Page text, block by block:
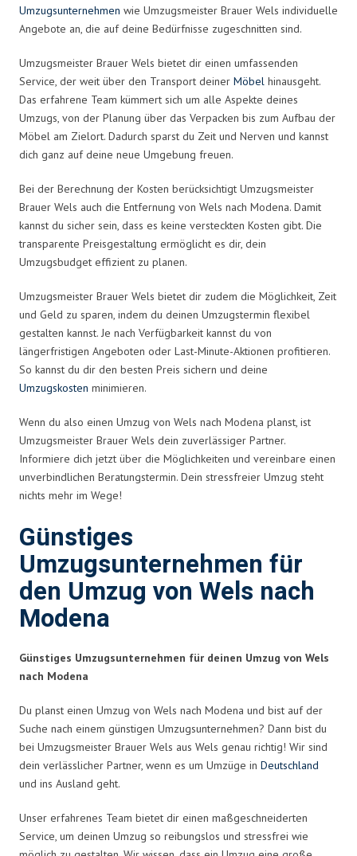
Umzugsunternehmen wie Umzugsmeister Brauer Wels individuelle
Angebote an, die auf deine Bedürfnisse zugeschnitten sind.
Umzugsmeister Brauer Wels bietet dir einen umfassenden
Service, der weit über den Transport deiner Möbel hinausgeht.
Das erfahrene Team kümmert sich um alle Aspekte deines
Umzugs, von der Planung über das Verpacken bis zum Aufbau der
Möbel am Zielort. Dadurch sparst du Zeit und Nerven und kannst
dich ganz auf deine neue Umgebung freuen.
Bei der Berechnung der Kosten berücksichtigt Umzugsmeister
Brauer Wels auch die Entfernung von Wels nach Modena. Damit
kannst du sicher sein, dass es keine versteckten Kosten gibt. Die
transparente Preisgestaltung ermöglicht es dir, dein
Umzugsbudget effizient zu planen.
Umzugsmeister Brauer Wels bietet dir zudem die Möglichkeit, Zeit
und Geld zu sparen, indem du deinen Umzugstermin flexibel
gestalten kannst. Je nach Verfügbarkeit kannst du von
längerfristigen Angeboten oder Last-Minute-Aktionen profitieren.
So kannst du dir den besten Preis sichern und deine
Umzugskosten minimieren.
Wenn du also einen Umzug von Wels nach Modena planst, ist
Umzugsmeister Brauer Wels dein zuverlässiger Partner.
Informiere dich jetzt über die Möglichkeiten und vereinbare einen
unverbindlichen Beratungstermin. Dein stressfreier Umzug steht
nichts mehr im Wege!
Günstiges
Umzugsunternehmen für
den Umzug von Wels nach
Modena
Günstiges Umzugsunternehmen für deinen Umzug von Wels
nach Modena
Du planst einen Umzug von Wels nach Modena und bist auf der
Suche nach einem günstigen Umzugsunternehmen? Dann bist du
bei Umzugsmeister Brauer Wels aus Wels genau richtig! Wir sind
dein verlässlicher Partner, wenn es um Umzüge in Deutschland
und ins Ausland geht.
Unser erfahrenes Team bietet dir einen maßgeschneiderten
Service, um deinen Umzug so reibungslos und stressfrei wie